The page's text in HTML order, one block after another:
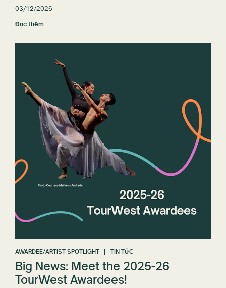
03/12/2026
Đọc thêm
AWARDEE/ARTIST SPOTLIGHT TIN TỨC
Big News: Meet the 2025-26
TourWest Awardees!